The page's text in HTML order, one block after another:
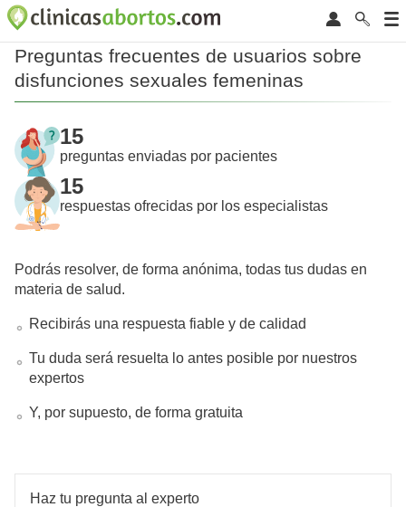
Preguntas frecuentes de usuarios sobre
disfunciones sexuales femeninas
15
preguntas enviadas por pacientes
15
respuestas ofrecidas por los especialistas
Podrás resolver, de forma anónima, todas tus dudas en
materia de salud.
Recibirás una respuesta fiable y de calidad
Tu duda será resuelta lo antes posible por nuestros
expertos
Y, por supuesto, de forma gratuita
Haz tu pregunta al experto